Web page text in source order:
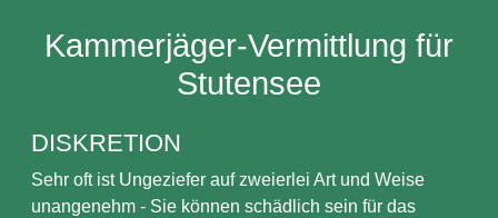
Kammerjäger-Vermittlung für
Stutensee
DISKRETION
Sehr oft ist Ungeziefer auf zweierlei Art und Weise
unangenehm - Sie können schädlich sein für das